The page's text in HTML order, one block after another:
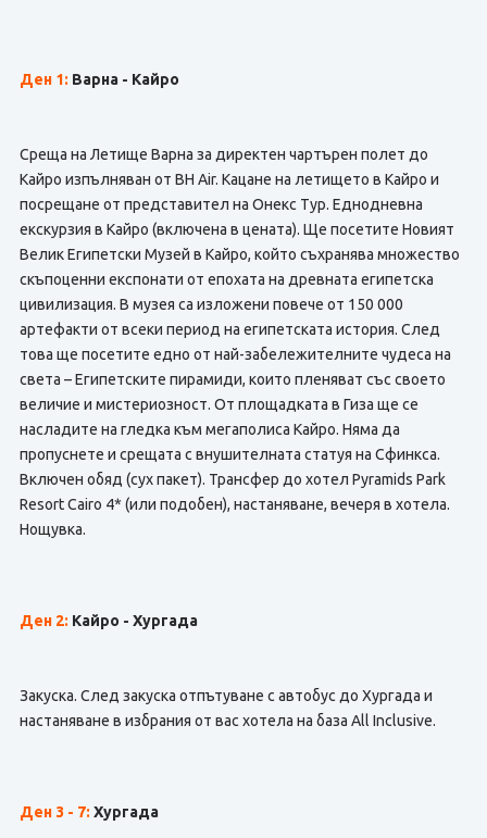
Ден 1: Варна - Кайро
Среща на Летище Варна за директен чартърен полет до
Кайро изпълняван от BH Air. Кацане на летището в Кайро и
посрещане от представител на Онекс Тур. Еднодневна
екскурзия в Кайро (включена в цената). Ще посетите Новият
Велик Египетски Музей в Кайро, който съхранява множество
скъпоценни експонати от епохата на древната египетска
цивилизация. В музея са изложени повече от 150 000
артефакти от всеки период на египетската история. След
това ще посетите едно от най-забележителните чудеса на
света – Египетските пирамиди, които пленяват със своето
величие и мистериозност. От площадката в Гиза ще се
насладите на гледка към мегаполиса Кайро. Няма да
пропуснете и срещата с внушителната статуя на Сфинкса.
Включен обяд (сух пакет). Трансфер до хотел Pyramids Park
Resort Cairo 4* (или подобен), настаняване, вечеря в хотела.
Нощувка.
Ден 2: Кайро - Хургада
Закуска. След закуска отпътуване с автобус до Хургада и
настаняване в избрания от вас хотела на база All Inclusive.
Ден 3 - 7: Хургада